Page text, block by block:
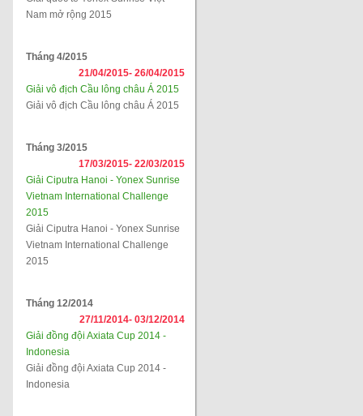
Nam mở rộng 2015
Tháng 4/2015
21/04/2015- 26/04/2015
Giải vô địch Cầu lông châu Á 2015
Giải vô địch Cầu lông châu Á 2015
Tháng 3/2015
17/03/2015- 22/03/2015
Giải Ciputra Hanoi - Yonex Sunrise
Vietnam International Challenge
2015
Giải Ciputra Hanoi - Yonex Sunrise
Vietnam International Challenge
2015
Tháng 12/2014
27/11/2014- 03/12/2014
Giải đồng đội Axiata Cup 2014 -
Indonesia
Giải đồng đội Axiata Cup 2014 -
Indonesia